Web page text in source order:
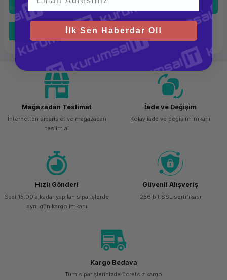
Mağazadan Teslimat
İnternetten sipariş et ve mağazadan
teslim al
İade ve Değişim
Kolay iade ve değişim imkanı
Hızlı Gönderi
Saat 15.00'a kadar yapılan siparişlerde
aynı gün kargo imkanı
Güvenli Alışveriş
256 bit SSL sertifikası
Kargo Bedava
Tüm siparişlerinizde ücretsiz kargo
İlk Sen Haberdar Ol!